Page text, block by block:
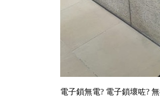
電子鎖無電? 電子鎖壞咗?